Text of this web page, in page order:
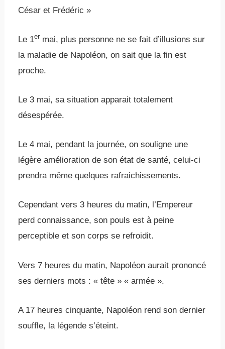
César et Frédéric »
Le 1er mai, plus personne ne se fait d’illusions sur
la maladie de Napoléon, on sait que la fin est
proche.
Le 3 mai, sa situation apparait totalement
désespérée.
Le 4 mai, pendant la journée, on souligne une
légère amélioration de son état de santé, celui-ci
prendra même quelques rafraichissements.
Cependant vers 3 heures du matin, l’Empereur
perd connaissance, son pouls est à peine
perceptible et son corps se refroidit.
Vers 7 heures du matin, Napoléon aurait prononcé
ses derniers mots : « tête » « armée ».
A 17 heures cinquante, Napoléon rend son dernier
souffle, la légende s’éteint.